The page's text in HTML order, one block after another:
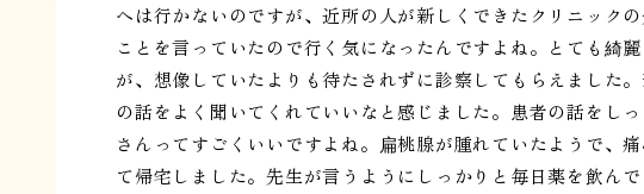
へは行かないのですが、近所の人が新しくできたクリニック
ことを言っていたので行く気になったんですよね。とても綺
が、想像していたよりも待たされずに診察してもらえました
の話をよく聞いてくれていいなと感じました。患者の話をし
さんってすごくいいですよね。扁桃腺が腫れていたようで、
て帰宅しました。先生が言うようにしっかりと毎日薬を飲ん